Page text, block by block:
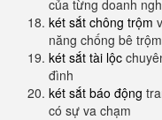
của từng doanh
két sắt chông trộm
năng chống bê
két sắt tài lộc
đình
két sắt báo động
có sự va chạm